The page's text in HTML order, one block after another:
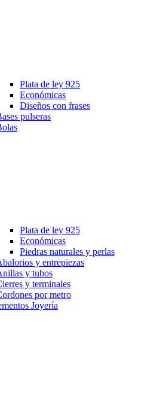
Plata de ley 925
Económicas
Diseños con frases
pulseras
Plata de ley 925
Económicas
Piedras naturales y perlas
y entrepiezas
y tubos
y terminales
por metro
Joyería